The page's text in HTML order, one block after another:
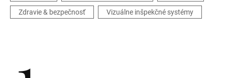
Zdravie & bezpečnosť
Vizuálne inšpekčné systémy